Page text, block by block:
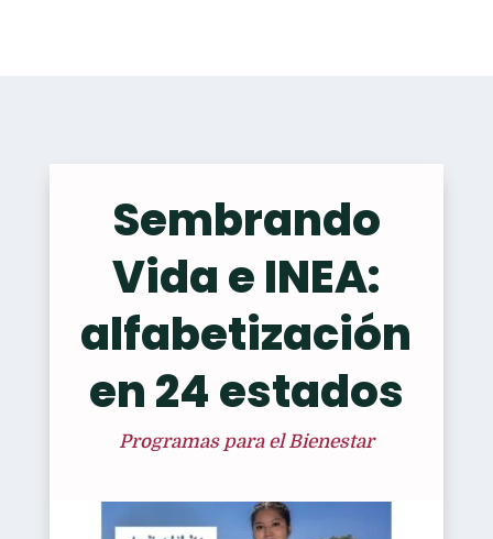
Sembrando
Vida e INEA:
alfabetización
en 24 estados
Programas para el Bienestar